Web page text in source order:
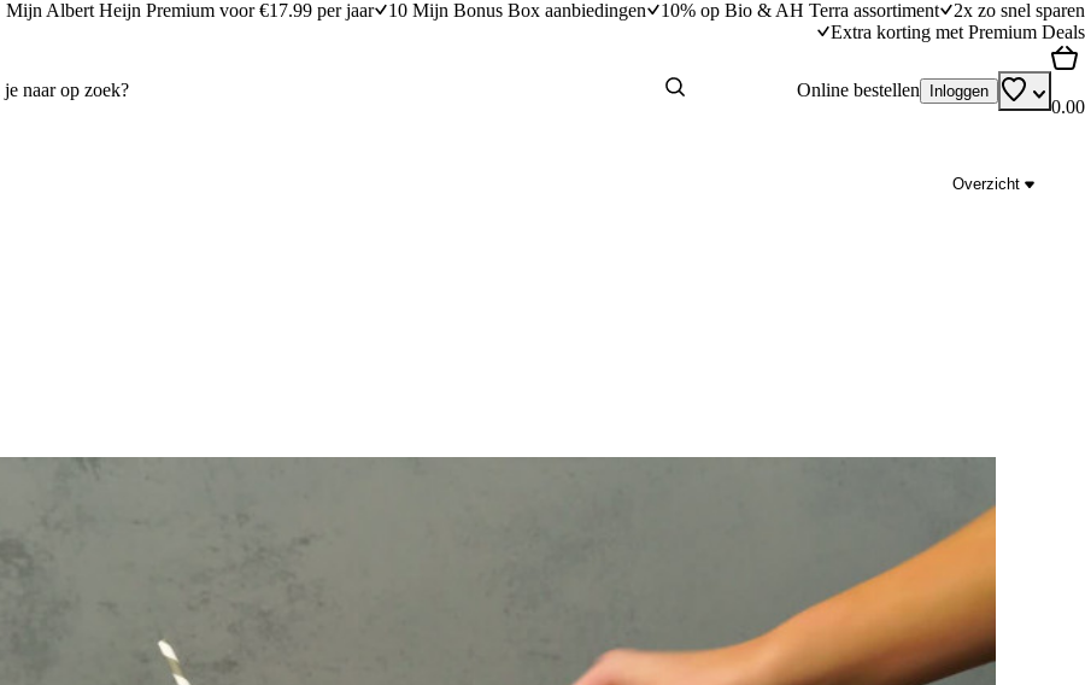
Mijn Albert Heijn Premium voor €17.99 per jaar 10 Mijn Bonus Box aanbiedingen 10% op Bio & AH Terra assortiment
2x zo snel sparen
Extra korting met Premium Deals
Online bestellen Inloggen
0.00
Overzicht